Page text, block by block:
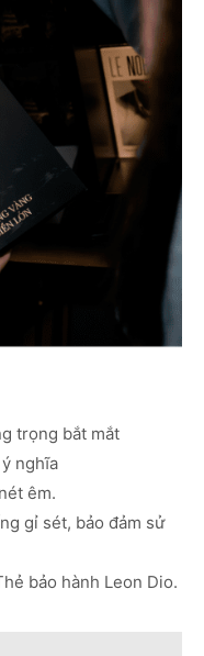
trọng bắt mắt
nghĩa
êm.
gỉ sét, bảo đảm sử
bảo hành Leon Dio.